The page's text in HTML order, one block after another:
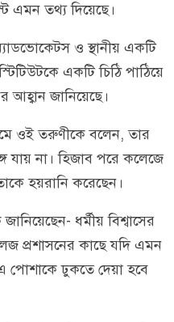
এমন তথ্য দিয়েছে।
ও স্থানীয় একটি
একটি চিঠি পাঠিয়ে
আহ্বান জানিয়েছে।
ওই তরুণীকে বলেন, তার
যায় না। হিজাব পরে কলেজে
হয়রানি করেছেন।
ধর্মীয় বিশ্বাসের
প্রশাসনের কাছে যদি এমন
পোশাকে ঢুকতে দেয়া হবে